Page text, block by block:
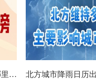
数据看今年7月哪里热到破纪录 哪里暑热连轴转